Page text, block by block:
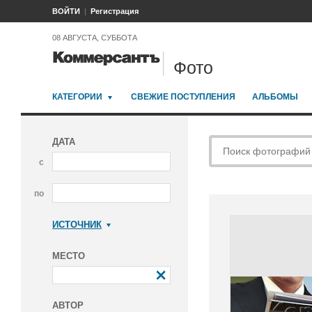
ВОЙТИ Регистрация
08 АВГУСТА, СУББОТА
Фото
КАТЕГОРИИ СВЕЖИЕ ПОСТУПЛЕНИЯ АЛЬБОМЫ
ДАТА
с
по
ИСТОЧНИК
МЕСТО
АВТОР